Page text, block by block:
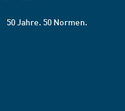
50 Jahre. 50 Normen.